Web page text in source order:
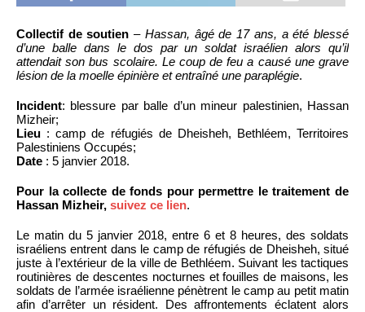
Collectif de soutien – Hassan, âgé de 17 ans, a été blessé
d’une balle dans le dos par un soldat israélien alors qu’il
attendait son bus scolaire. Le coup de feu a causé une grave
lésion de la moelle épinière et entraîné une paraplégie.
Incident: blessure par balle d’un mineur palestinien, Hassan
Mizheir;
Lieu : camp de réfugiés de Dheisheh, Bethléem, Territoires
Palestiniens Occupés;
Date : 5 janvier 2018.
Pour la collecte de fonds pour permettre le traitement de
Hassan Mizheir, suivez ce lien.
Le matin du 5 janvier 2018, entre 6 et 8 heures, des soldats
israéliens entrent dans le camp de réfugiés de Dheisheh, situé
juste à l’extérieur de la ville de Bethléem. Suivant les tactiques
routinières de descentes nocturnes et fouilles de maisons, les
soldats de l’armée israélienne pénètrent le camp au petit matin
afin d’arrêter un résident. Des affrontements éclatent alors